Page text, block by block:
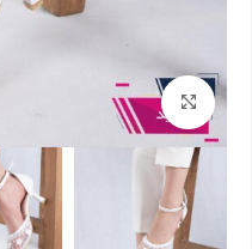
بزرگنمایی تصویر